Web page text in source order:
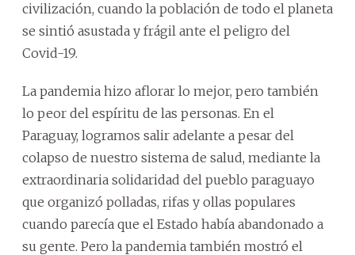
civilización, cuando la población de todo el planeta
se sintió asustada y frágil ante el peligro del
Covid-19.
La pandemia hizo aflorar lo mejor, pero también
lo peor del espíritu de las personas. En el
Paraguay, logramos salir adelante a pesar del
colapso de nuestro sistema de salud, mediante la
extraordinaria solidaridad del pueblo paraguayo
que organizó polladas, rifas y ollas populares
cuando parecía que el Estado había abandonado a
su gente. Pero la pandemia también mostró el